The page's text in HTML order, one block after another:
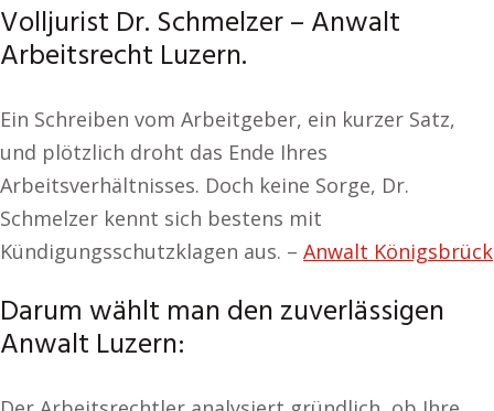
Volljurist Dr. Schmelzer – Anwalt
Arbeitsrecht Luzern.
Ein Schreiben vom Arbeitgeber, ein kurzer Satz,
und plötzlich droht das Ende Ihres
Arbeitsverhältnisses. Doch keine Sorge, Dr.
Schmelzer kennt sich bestens mit
Kündigungsschutzklagen aus. – Anwalt Königsbrück
Darum wählt man den zuverlässigen
Anwalt Luzern: